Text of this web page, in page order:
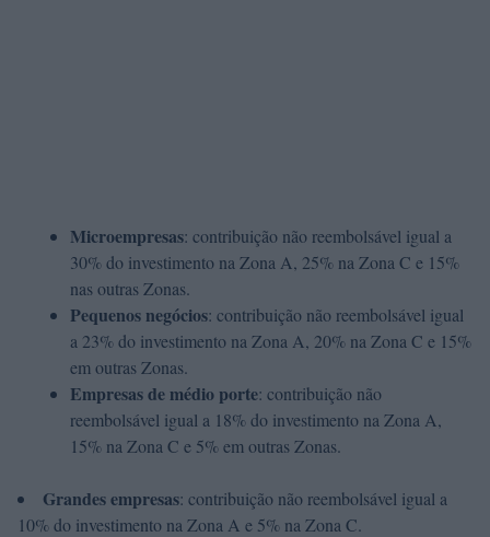
Microempresas: contribuição não reembolsável igual a
30% do investimento na Zona A, 25% na Zona C e 15%
nas outras Zonas.
Pequenos negócios: contribuição não reembolsável igual
a 23% do investimento na Zona A, 20% na Zona C e 15%
em outras Zonas.
Empresas de médio porte: contribuição não
reembolsável igual a 18% do investimento na Zona A,
15% na Zona C e 5% em outras Zonas.
Grandes empresas: contribuição não reembolsável igual a
10% do investimento na Zona A e 5% na Zona C.